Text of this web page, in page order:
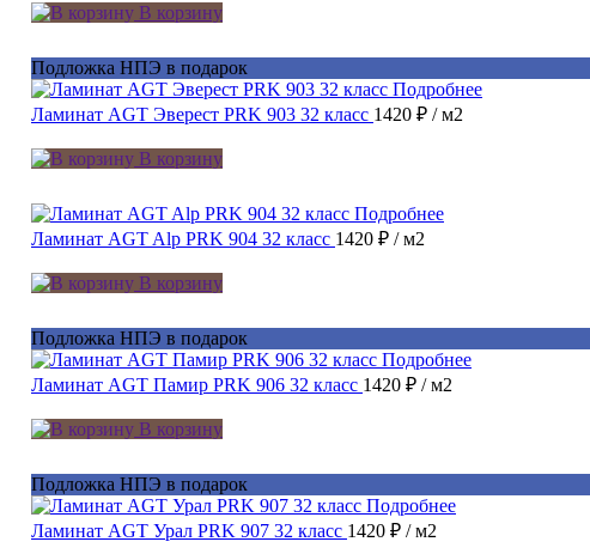
В корзину
Подложка НПЭ в подарок
Подробнее
Ламинат AGT Эверест PRK 903 32 класс 1420 ₽ / м2
В корзину
Подробнее
Ламинат AGT Alp PRK 904 32 класс 1420 ₽ / м2
В корзину
Подложка НПЭ в подарок
Подробнее
Ламинат AGT Памир PRK 906 32 класс 1420 ₽ / м2
В корзину
Подложка НПЭ в подарок
Подробнее
Ламинат AGT Урал PRK 907 32 класс 1420 ₽ / м2